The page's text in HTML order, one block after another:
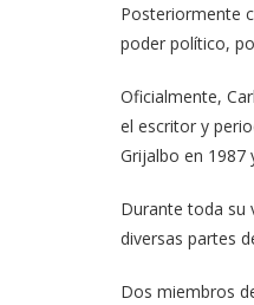
Posteriormente
poder político,
Oficialmente,
el escritor y
Grijalbo en 1987
Durante toda su
diversas partes
Dos miembros